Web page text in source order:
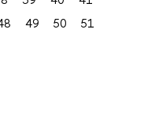
49 50
51